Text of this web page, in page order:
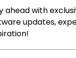
ahead with
updates,